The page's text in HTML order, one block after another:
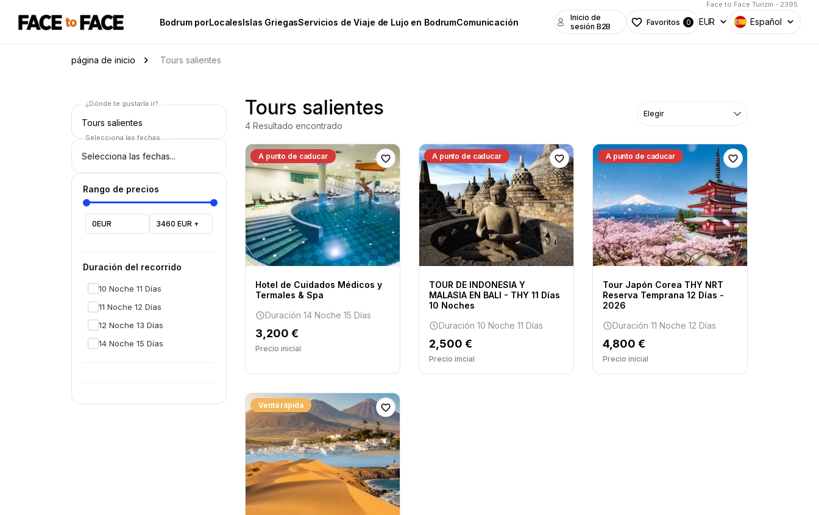
Face to Face Turizm - 2395
Bodrum porLocalesIslas GriegasServicios de Viaje de Lujo en BodrumComunicación
Inicio de
sesión B2B
Favoritos 0 EUR Español
página de inicio Tours salientes
¿Dónde te gustaría ir?
Tours salientes
Selecciona las fechas...
Rango de precios
0EUR 3460 EUR +
Duración del recorrido
10 Noche 11 Días
11 Noche 12 Días
12 Noche 13 Días
14 Noche 15 Días
Tours salientes
4 Resultado encontrado
A punto de caducar
Hotel de Cuidados Médicos y
Termales & Spa
Duración 14 Noche 15 Días
3,200 €
Precio inicial
A punto de caducar
TOUR DE INDONESIA Y
MALASIA EN BALI - THY 11 Días
10 Noches
Duración 10 Noche 11 Días
2,500 €
Precio inicial
A punto de caducar
Tour Japón Corea THY NRT
Reserva Temprana 12 Días -
2026
Duración 11 Noche 12 Días
4,800 €
Precio inicial
Venta rápida